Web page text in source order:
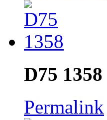
D75 1358
Permalink